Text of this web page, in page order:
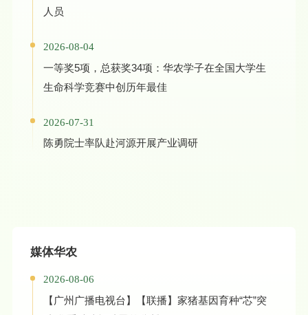
人员
2026-08-04
一等奖5项，总获奖34项：华农学子在全国大学生
生命科学竞赛中创历年最佳
2026-07-31
陈勇院士率队赴河源开展产业调研
媒体华农
2026-08-06
【广州广播电视台】【联播】家猪基因育种“芯”突